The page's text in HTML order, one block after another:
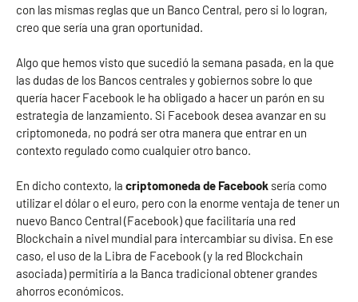
con las mismas reglas que un Banco Central, pero si lo logran,
creo que sería una gran oportunidad.
Algo que hemos visto que sucedió la semana pasada, en la que
las dudas de los Bancos centrales y gobiernos sobre lo que
quería hacer Facebook le ha obligado a hacer un parón en su
estrategia de lanzamiento. Si Facebook desea avanzar en su
criptomoneda, no podrá ser otra manera que entrar en un
contexto regulado como cualquier otro banco.
En dicho contexto, la criptomoneda de Facebook sería como
utilizar el dólar o el euro, pero con la enorme ventaja de tener un
nuevo Banco Central (Facebook) que facilitaría una red
Blockchain a nivel mundial para intercambiar su divisa. En ese
caso, el uso de la Libra de Facebook (y la red Blockchain
asociada) permitiría a la Banca tradicional obtener grandes
ahorros económicos.